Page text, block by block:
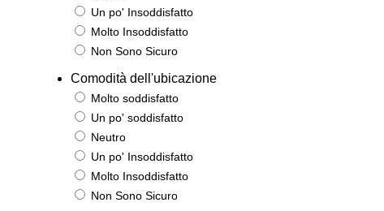
Un po' Insoddisfatto
Molto Insoddisfatto
Non Sono Sicuro
Comodità dell'ubicazione
Molto soddisfatto
Un po' soddisfatto
Neutro
Un po' Insoddisfatto
Molto Insoddisfatto
Non Sono Sicuro